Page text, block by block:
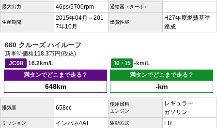
最大出力 46ps/5700rpm 過給器（ターボ） -
生産期間
2015年04月～201
7年10月
燃費性能
H27年度燃費基準
達成
660 クルーズ ハイルーフ
新車時価格118.3万円(税込)
JC08
16.2km/L 10・15
-km/L
満タンでどこまで走る？
648km
満タンでどこまで走る？
-km
排気量 658cc
使用燃料
エンジン
レギュラー
ガソリン
ミッション インパネ4AT 駆動方式 FR